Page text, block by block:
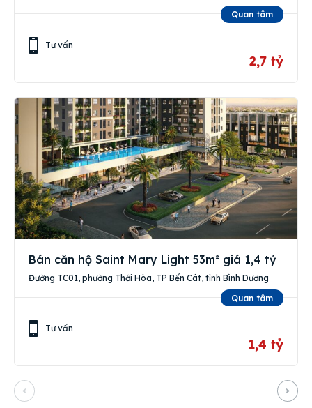
Quan tâm
Tư vấn
2,7 tỷ
Bán căn hộ Saint Mary Light 53m² giá 1,4 tỷ
Đường TC01, phường Thới Hòa, TP Bến Cát, tỉnh Bình Dương
Quan tâm
Tư vấn
1,4 tỷ